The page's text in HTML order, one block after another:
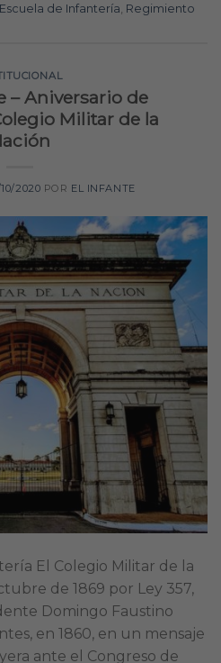
Escuela de Infantería Regimiento
– Aniversario de
Militar de la
10/2020 POR EL INFANTE
El Colegio Militar de la
de 1869 por Ley 357,
Domingo Faustino
en 1860, en un mensaje
ante el Congreso de